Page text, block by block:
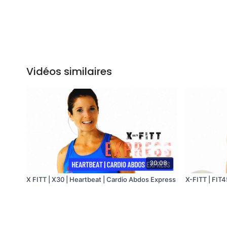
Vidéos similaires
30:08
X FITT | X30 | Heartbeat | Cardio Abdos Express X-FITT |